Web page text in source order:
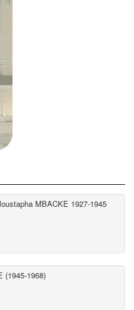
MBACKE 1927-1945
(1945-1968)